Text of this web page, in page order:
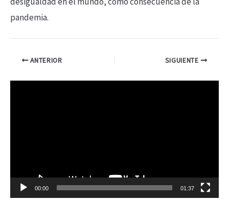
pandemia.
ANTERIOR SIGUIENTE
d
00:00 01:37